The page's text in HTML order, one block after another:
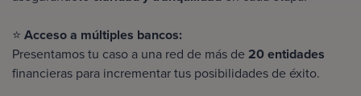
⭐ Acceso a múltiples bancos:
Presentamos tu caso a una red de más de20 entidades
financieras para incrementar tus posibilidades de éxito.